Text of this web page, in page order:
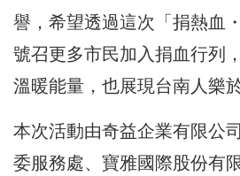
譽，希望透過這次「捐熱血
號召更多市民加入捐血行列
溫暖能量，也展現台南人樂
本次活動由奇益企業有限公
委服務處、寶雅國際股份有